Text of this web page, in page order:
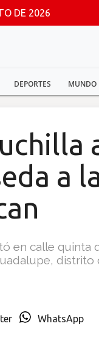
DE 2026
DEPORTES MUNDO
a
en calle quinta
distrito
WhatsApp